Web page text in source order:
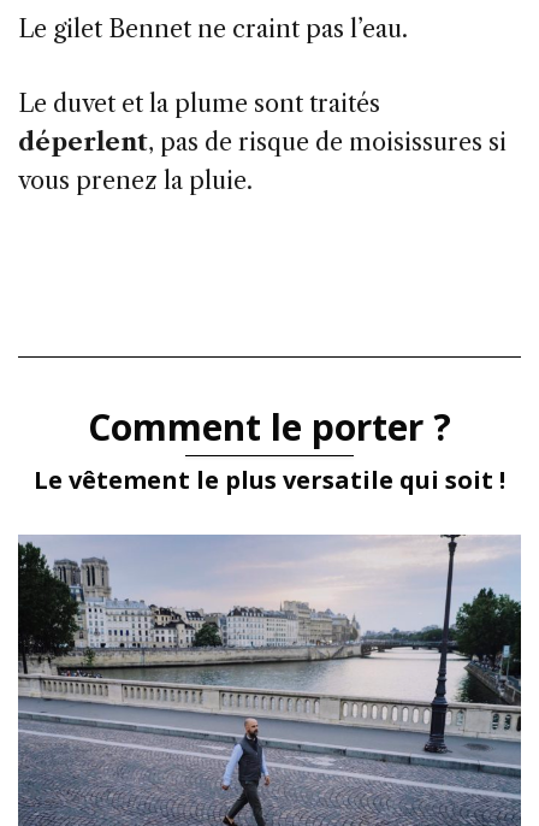
Le gilet Bennet ne craint pas l’eau.
Le duvet et la plume sont traités
déperlent, pas de risque de moisissures si
vous prenez la pluie.
Comment le porter ?
Le vêtement le plus versatile qui soit !